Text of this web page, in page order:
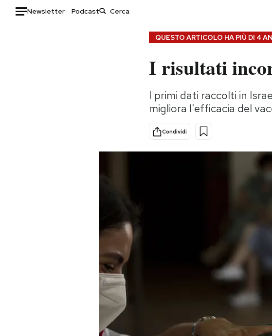
Newsletter Podcast
Consumismi
Storie/Idee
Ok Boomer!
Media
QUESTO ARTICOLO HA PIÙ DI 4
I risultati
I primi dati raccolti in
migliora l'efficacia del
Condividi